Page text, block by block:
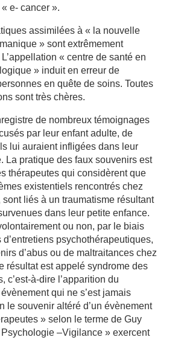
e- cancer ».
assimilées à « la nouvelle
» sont extrêmement
« centre de santé en
» induit en erreur de
en quête de soins. Toutes
sont très chères.
de nombreux témoignages
par leur enfant adulte, de
lui auraient infligées dans leur
La pratique des faux souvenirs est
thérapeutes qui considèrent que
existentiels rencontrés chez
sont liés à un traumatisme résultant
dans leur petite enfance.
ou non, par le biais
psychothérapeutiques,
d’abus ou de maltraitances chez
résultat est appelé syndrome des
c’est-à-dire l’apparition du
qui ne s’est jamais
le souvenir altéré d’un évènement
» selon le terme de Guy
–Vigilance » exercent